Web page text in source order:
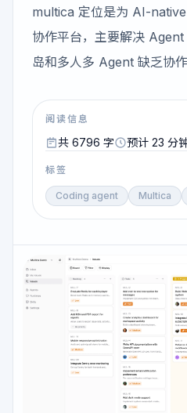
multica 定位是为 AI-
协作平台，主要解决
岛和多人多 Agent 缺乏协
阅读信息
共 6796 字 预计 23 分
标签
Coding agent Multica